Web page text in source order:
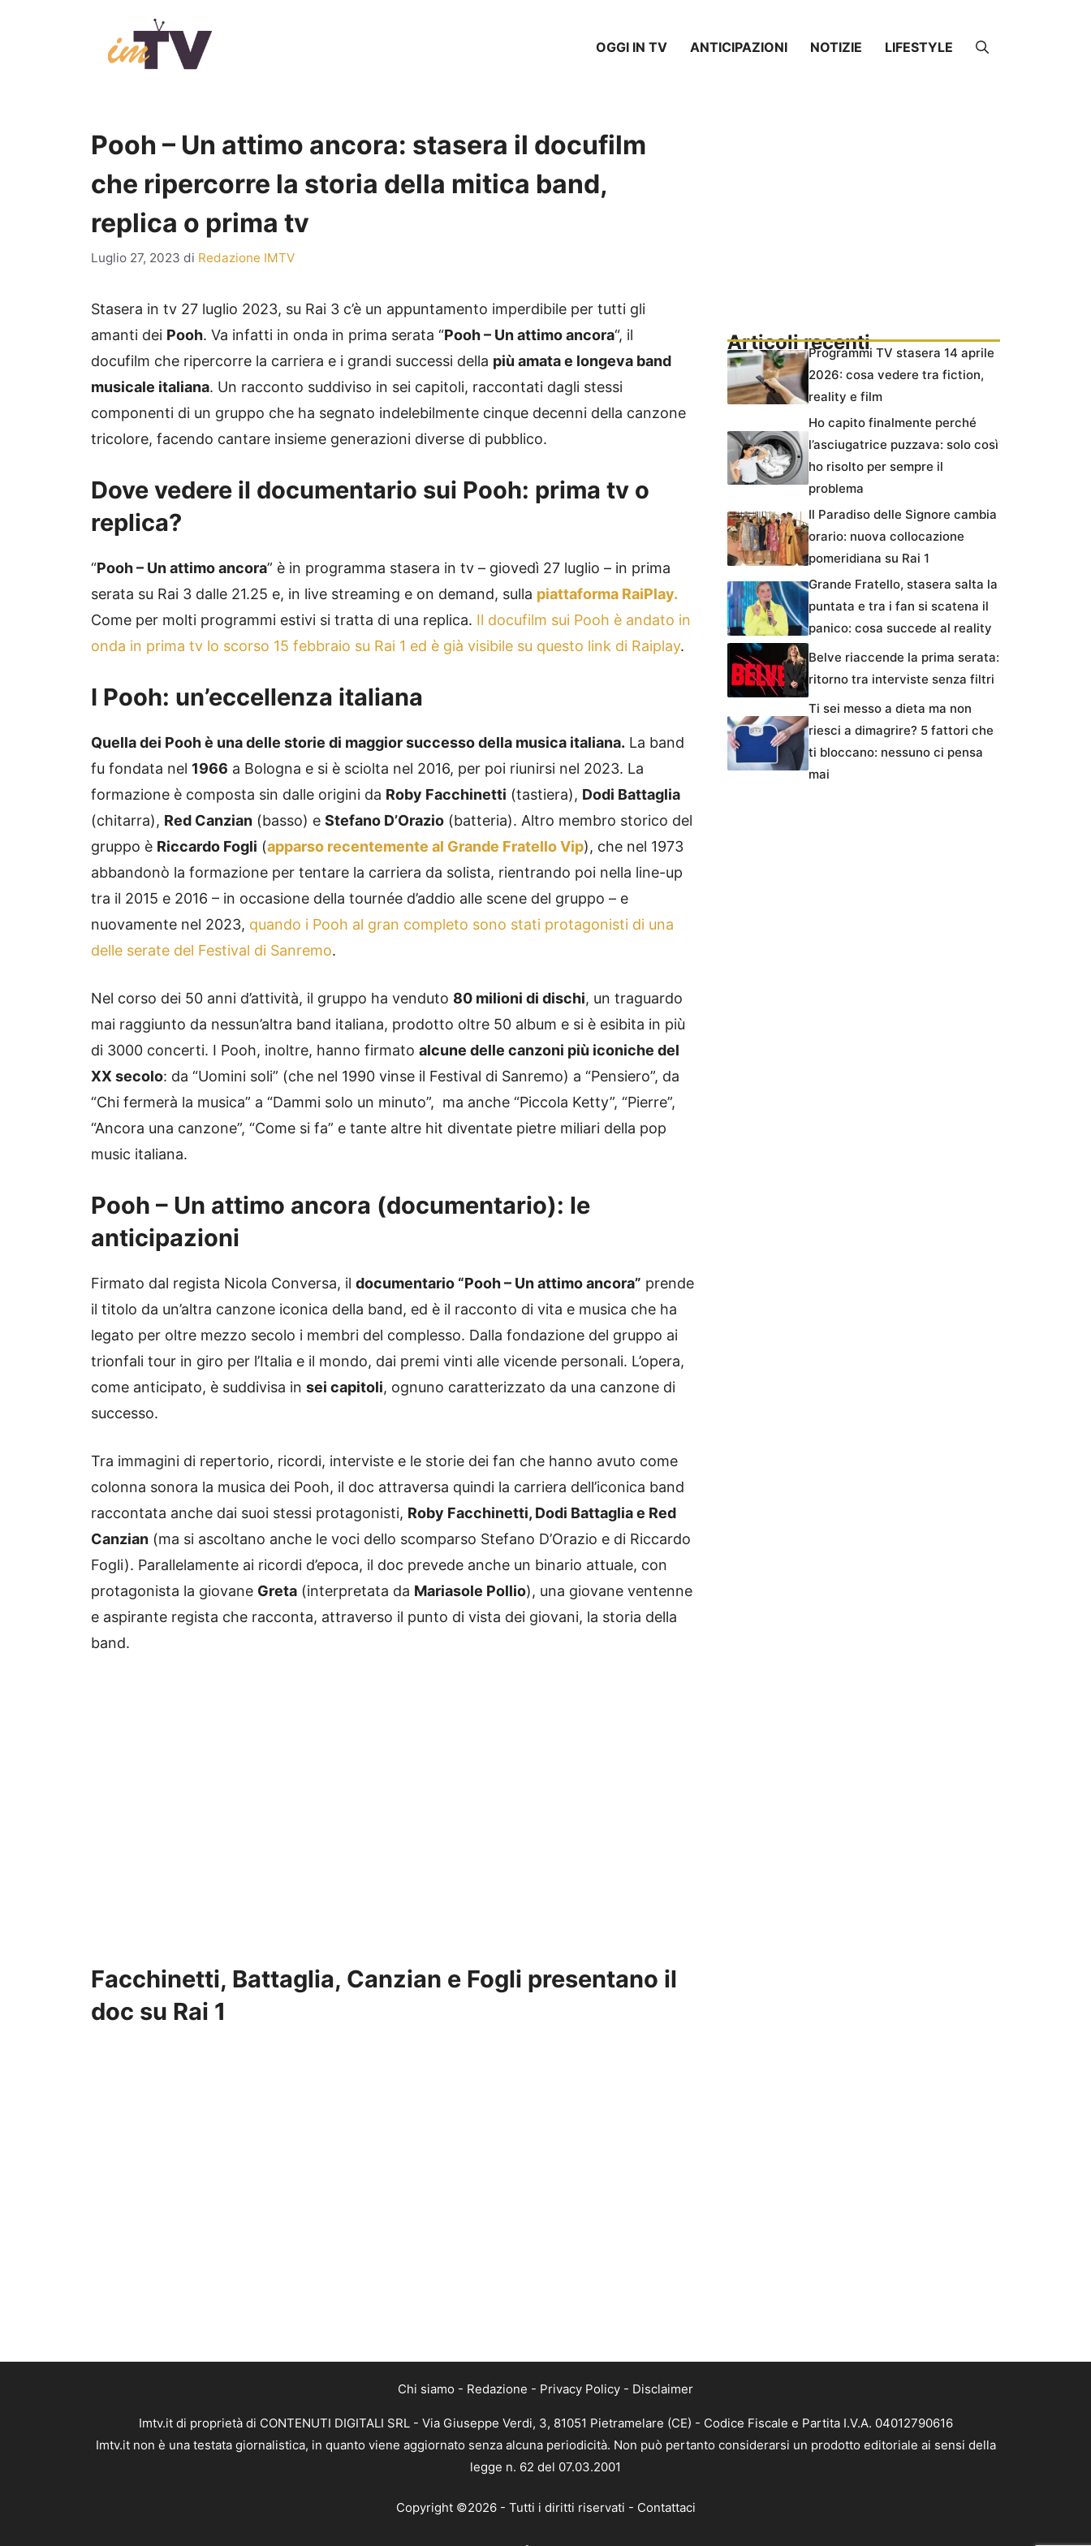
OGGI IN TV ANTICIPAZIONI NOTIZIE LIFESTYLE
Pooh – Un attimo ancora: stasera il docufilm
che ripercorre la storia della mitica band,
replica o prima tv
Luglio 27, 2023 di Redazione IMTV
Stasera in tv 27 luglio 2023, su Rai 3 c’è un appuntamento imperdibile per tutti gli
amanti dei Pooh. Va infatti in onda in prima serata “Pooh – Un attimo ancora“, il
docufilm che ripercorre la carriera e i grandi successi della più amata e longeva band
musicale italiana. Un racconto suddiviso in sei capitoli, raccontati dagli stessi
componenti di un gruppo che ha segnato indelebilmente cinque decenni della canzone
tricolore, facendo cantare insieme generazioni diverse di pubblico.
Dove vedere il documentario sui Pooh: prima tv o
replica?
“Pooh – Un attimo ancora” è in programma stasera in tv – giovedì 27 luglio – in prima
serata su Rai 3 dalle 21.25 e, in live streaming e on demand, sulla piattaforma RaiPlay.
Come per molti programmi estivi si tratta di una replica. Il docufilm sui Pooh è andato in
onda in prima tv lo scorso 15 febbraio su Rai 1 ed è già visibile su questo link di Raiplay.
I Pooh: un’eccellenza italiana
Quella dei Pooh è una delle storie di maggior successo della musica italiana. La band
fu fondata nel 1966 a Bologna e si è sciolta nel 2016, per poi riunirsi nel 2023. La
formazione è composta sin dalle origini da Roby Facchinetti (tastiera), Dodi Battaglia
(chitarra), Red Canzian (basso) e Stefano D’Orazio (batteria). Altro membro storico del
gruppo è Riccardo Fogli (apparso recentemente al Grande Fratello Vip), che nel 1973
abbandonò la formazione per tentare la carriera da solista, rientrando poi nella line-up
tra il 2015 e 2016 – in occasione della tournée d’addio alle scene del gruppo – e
nuovamente nel 2023, quando i Pooh al gran completo sono stati protagonisti di una
delle serate del Festival di Sanremo.
Nel corso dei 50 anni d’attività, il gruppo ha venduto 80 milioni di dischi, un traguardo
mai raggiunto da nessun’altra band italiana, prodotto oltre 50 album e si è esibita in più
di 3000 concerti. I Pooh, inoltre, hanno firmato alcune delle canzoni più iconiche del
XX secolo: da “Uomini soli” (che nel 1990 vinse il Festival di Sanremo) a “Pensiero”, da
“Chi fermerà la musica” a “Dammi solo un minuto”, ma anche “Piccola Ketty”, “Pierre”,
“Ancora una canzone”, “Come si fa” e tante altre hit diventate pietre miliari della pop
music italiana.
Pooh – Un attimo ancora (documentario): le
anticipazioni
Firmato dal regista Nicola Conversa, il documentario “Pooh – Un attimo ancora” prende
il titolo da un’altra canzone iconica della band, ed è il racconto di vita e musica che ha
legato per oltre mezzo secolo i membri del complesso. Dalla fondazione del gruppo ai
trionfali tour in giro per l’Italia e il mondo, dai premi vinti alle vicende personali. L’opera,
come anticipato, è suddivisa in sei capitoli, ognuno caratterizzato da una canzone di
successo.
Tra immagini di repertorio, ricordi, interviste e le storie dei fan che hanno avuto come
colonna sonora la musica dei Pooh, il doc attraversa quindi la carriera dell’iconica band
raccontata anche dai suoi stessi protagonisti, Roby Facchinetti, Dodi Battaglia e Red
Canzian (ma si ascoltano anche le voci dello scomparso Stefano D’Orazio e di Riccardo
Fogli). Parallelamente ai ricordi d’epoca, il doc prevede anche un binario attuale, con
protagonista la giovane Greta (interpretata da Mariasole Pollio), una giovane ventenne
e aspirante regista che racconta, attraverso il punto di vista dei giovani, la storia della
band.
Facchinetti, Battaglia, Canzian e Fogli presentano il
doc su Rai 1
Articoli recentiProgrammi TV stasera 14 aprile
2026: cosa vedere tra fiction,
reality e film
Ho capito finalmente perché
l’asciugatrice puzzava: solo così
ho risolto per sempre il
problema
Il Paradiso delle Signore cambia
orario: nuova collocazione
pomeridiana su Rai 1
Grande Fratello, stasera salta la
puntata e tra i fan si scatena il
panico: cosa succede al reality
Belve riaccende la prima serata:
ritorno tra interviste senza filtri
Ti sei messo a dieta ma non
riesci a dimagrire? 5 fattori che
ti bloccano: nessuno ci pensa
mai
Chi siamo - Redazione - Privacy Policy - Disclaimer
Imtv.it di proprietà di CONTENUTI DIGITALI SRL - Via Giuseppe Verdi, 3, 81051 Pietramelare (CE) - Codice Fiscale e Partita I.V.A. 04012790616
Imtv.it non è una testata giornalistica, in quanto viene aggiornato senza alcuna periodicità. Non può pertanto considerarsi un prodotto editoriale ai sensi della
legge n. 62 del 07.03.2001
Copyright ©2026 - Tutti i diritti riservati - Contattaci